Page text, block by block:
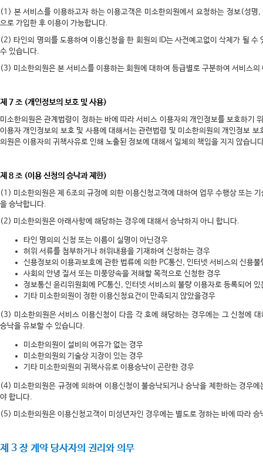
(1) 본 서비스를 이용하고자 하는 이용고객은 미소한의원에서 요청하는 정보(성명
으로 가입한 후 이용이 가능합니다.
(2) 타인의 명의를 도용하여 이용신청을 한 회원의 ID는 사전예고없이 삭제가 될 수
수 있습니다.
(3) 미소한의원은 본 서비스를 이용하는 회원에 대하여 등급별로 구분하여 서비스
제 7 조 (개인정보의 보호 및 사용)
미소한의원은 관계법령이 정하는 바에 따라 서비스 이용자의 개인정보를 보호하기
이용자 개인정보의 보호 및 사용에 대해서는 관련법령 및 미소한의원의 개인정보
의원은 이용자의 귀책사유로 인해 노출된 정보에 대해서 일체의 책임을 지지 않습니
제 8 조 (이용 신청의 승낙과 제한)
(1) 미소한의원은 제 6조의 규정에 의한 이용신청고객에 대하여 업무 수행상 또는
을 승낙합니다.
(2) 미소한의원은 아래사항에 해당하는 경우에 대해서 승낙하지 아니 합니다.
타인 명의의 신청 또는 이름이 실명이 아닌경우
허위 서류를 첨부하거나 허위내용을 기재하여 신청하는 경우
신용정보의 이용과보호에 관한 법류에 의한 PC통신, 인터넷 서비스의 신용
사회의 안녕 질서 또는 미풍양속을 저해할 목적으로 신청한 경우
정보통신 윤리위원회에 PC통신, 인터넷 서비스의 불량 이용자로 등록되어 있
기타 미소한의원이 정한 이용신청요건이 만족되지 않았을경우
(3) 미소한의원은 서비스 이용신청이 다음 각 호에 해당하는 경우에는 그 신청에
승낙을 유보할 수 있습니다.
미소한의원이 설비의 여유가 없는 경우
미소한의원의 기술상 지장이 있는 경우
기타 미소한의원의 귀책사유로 이용승낙이 곤란한 경우
(4) 미소한의원은 규정에 의하여 이용신청이 불승낙되거나 승낙을 제한하는 경우
야 합니다.
(5) 미소한의원은 이용신청고객이 미성년자인 경우에는 별도로 정하는 바에 따라 승
제 3 장 계약 당사자의 권리와 의무